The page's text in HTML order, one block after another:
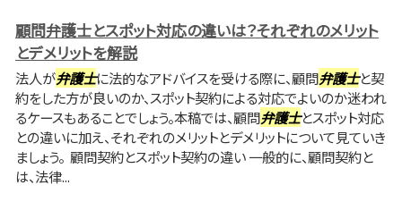
顧問弁護士とスポット対応の違いは？それぞれのメリット
とデメリットを解説
法人が弁護士に法的なアドバイスを受ける際に、顧問弁護士と契
約をした方が良いのか、スポット契約による対応でよいのか迷われ
るケースもあることでしょう。本稿では、顧問弁護士とスポット対応
との違いに加え、それぞれのメリットとデメリットについて見ていき
ましょう。 顧問契約とスポット契約の違い 一般的に、顧問契約と
は、法律...